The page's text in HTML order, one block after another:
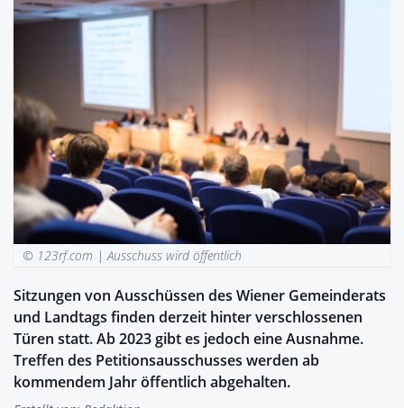
© 123rf.com |Ausschuss wird öffentlich
Sitzungen von Ausschüssen des Wiener Gemeinderats
und Landtags finden derzeit hinter verschlossenen
Türen statt. Ab 2023 gibt es jedoch eine Ausnahme.
Treffen des Petitionsausschusses werden ab
kommendem Jahr öffentlich abgehalten.